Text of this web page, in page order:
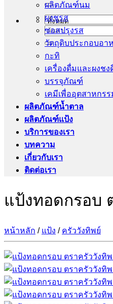
ค้นหา:
ผลิตภัณฑ์นม
ผงชูรส
ซอสปรุงรส
วัตถุดิบประกอบอา
กะทิ
เครื่องดื่มและผงชง
บรรจุภัณฑ์
เคมีเพื่ออุตสาหกร
ผลิตภัณฑ์น้ำตาล
ผลิตภัณฑ์แป้ง
บริการของเรา
บทความ
เกี่ยวกับเรา
ติดต่อเรา
แป้งทอดกรอบ
หน้าหลัก / แป้ง / ครัววังทิพย์